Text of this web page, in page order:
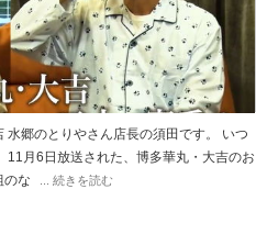
郷のとりやさん店長の須田です。 いつ
11月6日放送された、博多華丸・大吉のお
のな
... 続きを読む